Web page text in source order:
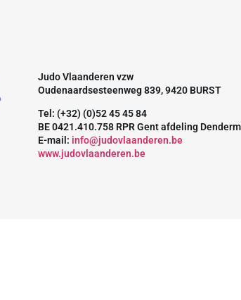
Judo Vlaanderen vzw
Oudenaardsesteenweg 839, 9420 BURST
Tel: (+32) (0)52 45 45 84
BE 0421.410.758 RPR Gent afdeling
E-mail: info@judovlaanderen.be
www.judovlaanderen.be